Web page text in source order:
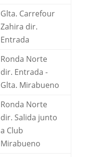
Glta. Carrefour
Zahira dir.
Entrada
Ronda Norte
dir. Entrada -
Glta. Mirabueno
Ronda Norte
dir. Salida junto
a Club
Mirabueno